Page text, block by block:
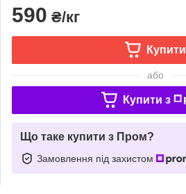
590 ₴/кг
Купити
або
Купити з
Що таке купити з Пром?
Замовлення під захистом